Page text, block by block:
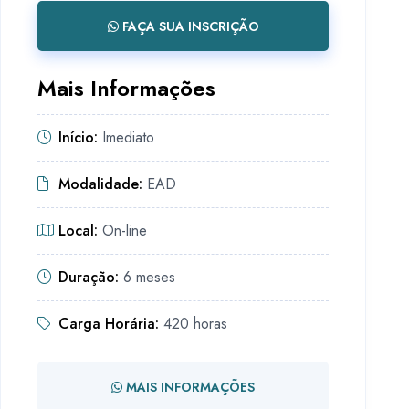
FAÇA SUA INSCRIÇÃO
Mais Informações
Início: Imediato
Modalidade: EAD
Local:On-line
Duração:6 meses
Carga Horária:420 horas
MAIS INFORMAÇÕES